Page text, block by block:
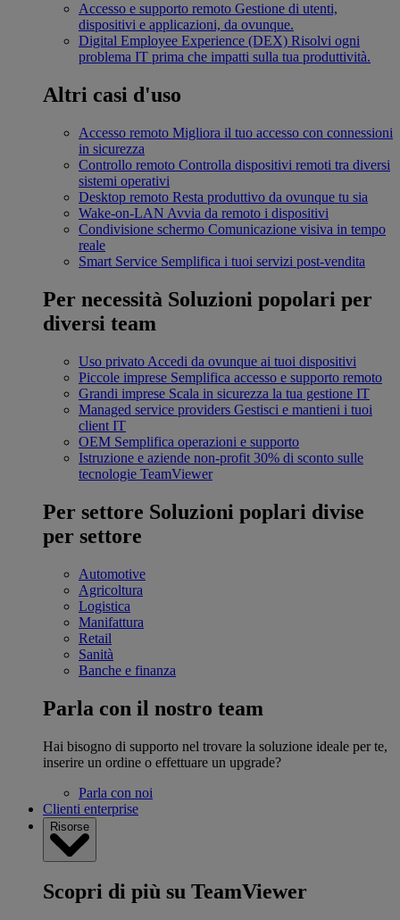
Accesso e supporto remoto Gestione di utenti,
dispositivi e applicazioni, da ovunque.
Digital Employee Experience (DEX) Risolvi ogni
problema IT prima che impatti sulla tua produttività.
Altri casi d'uso
Accesso remoto Migliora il tuo accesso con connessioni
in sicurezza
Controllo remoto Controlla dispositivi remoti tra diversi
sistemi operativi
Desktop remoto Resta produttivo da ovunque tu sia
Wake-on-LAN Avvia da remoto i dispositivi
Condivisione schermo Comunicazione visiva in tempo
reale
Smart Service Semplifica i tuoi servizi post-vendita
Per necessità Soluzioni popolari per
diversi team
Uso privato Accedi da ovunque ai tuoi dispositivi
Piccole imprese Semplifica accesso e supporto remoto
Grandi imprese Scala in sicurezza la tua gestione IT
Managed service providers Gestisci e mantieni i tuoi
client IT
OEM Semplifica operazioni e supporto
Istruzione e aziende non-profit 30% di sconto sulle
tecnologie TeamViewer
Per settore Soluzioni poplari divise
per settore
Automotive
Agricoltura
Logistica
Manifattura
Retail
Sanità
Banche e finanza
Parla con il nostro team
Hai bisogno di supporto nel trovare la soluzione ideale per te,
inserire un ordine o effettuare un upgrade?
Parla con noi
Clienti enterprise
Risorse
Scopri di più su TeamViewer